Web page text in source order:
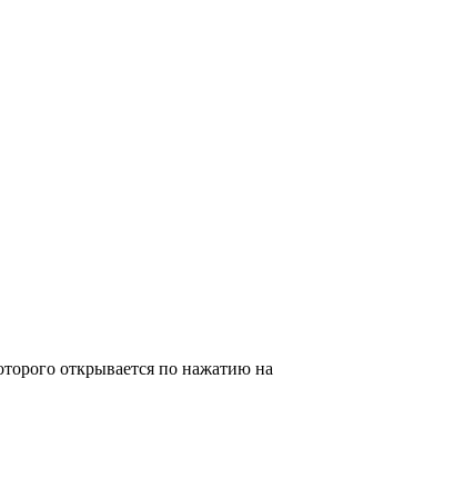
открывается по нажатию на